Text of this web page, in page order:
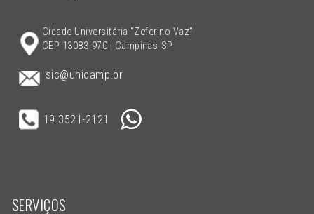
Cidade Universitária "Zeferino Vaz"
CEP 13083-970 | Campinas-SP
sic@unicamp.br
19 3521-2121
SERVIÇOS